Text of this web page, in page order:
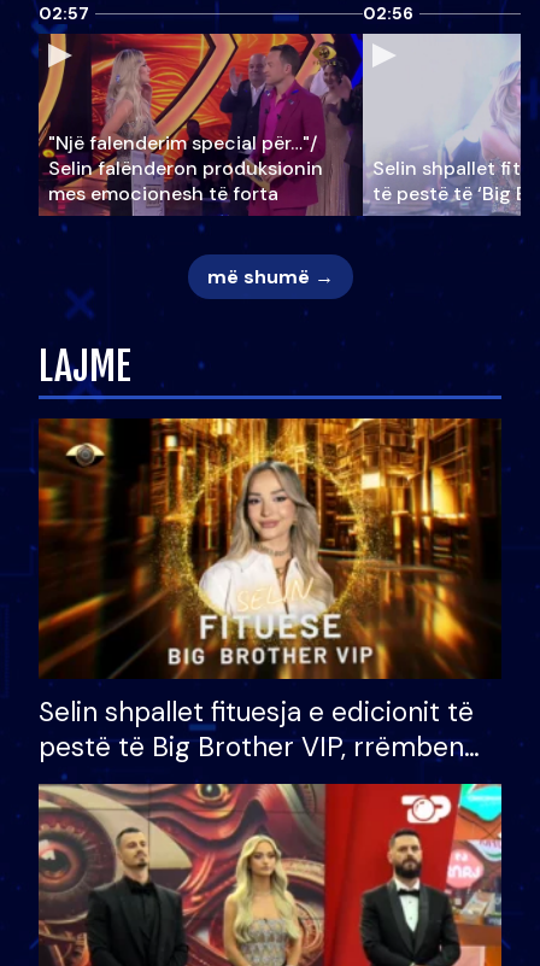
02:57
"Një falenderim special për…"/
Selin falënderon produksionin
mes emocionesh të forta
02:56
Selin shpallet
të pestë të ‘Big
më shumë →
LAJME
Selin shpallet fituesja e edicionit të
pestë të Big Brother VIP, rrëmben
çmimin e madh prej 100 mijë eurosh